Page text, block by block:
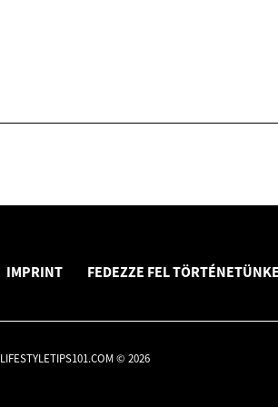
IMPRINT FEDEZZE FEL
LIFESTYLETIPS101.COM © 2026